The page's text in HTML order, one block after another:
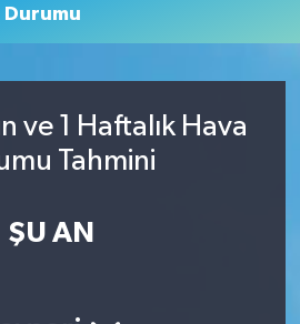
Durumu
ve 1 Haftalık Hava
Tahmini
ŞU AN
ve Fikstür